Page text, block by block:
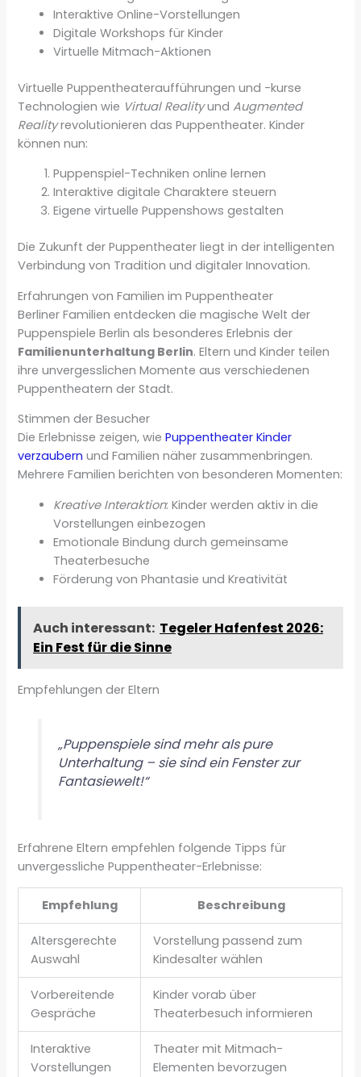
Interaktive Online-Vorstellungen
Digitale Workshops für Kinder
Virtuelle Mitmach-Aktionen
Virtuelle Puppentheateraufführungen und -kurse
Technologien wie Virtual RealityundAugmented
Realityrevolutionieren das Puppentheater. Kinder
können nun:
Puppenspiel-Techniken online lernen
Interaktive digitale Charaktere steuern
Eigene virtuelle Puppenshows gestalten
Die Zukunft der Puppentheater liegt in der intelligenten
Verbindung von Tradition und digitaler Innovation.
Erfahrungen von Familien im Puppentheater
Berliner Familien entdecken die magische Welt der
Puppenspiele Berlin als besonderes Erlebnis der
Familienunterhaltung Berlin. Eltern und Kinder teilen
ihre unvergesslichen Momente aus verschiedenen
Puppentheatern der Stadt.
Stimmen der Besucher
Die Erlebnisse zeigen, wiePuppentheater Kinder
verzaubern und Familien näher zusammenbringen.
Mehrere Familien berichten von besonderen Momenten:
Kreative Interaktion: Kinder werden aktiv in die
Vorstellungen einbezogen
Emotionale Bindung durch gemeinsame
Theaterbesuche
Förderung von Phantasie und Kreativität
Auch interessant: Tegeler Hafenfest 2026:
Ein Fest für die Sinne
Empfehlungen der Eltern
„Puppenspiele sind mehr als pure
Unterhaltung – sie sind ein Fenster zur
Fantasiewelt!“
Erfahrene Eltern empfehlen folgende Tipps für
unvergessliche Puppentheater-Erlebnisse:
Empfehlung Beschreibung
Altersgerechte
Auswahl
Vorstellung passend zum
Kindesalter wählen
Vorbereitende
Gespräche
Kinder vorab über
Theaterbesuch informieren
Interaktive
Vorstellungen
Theater mit Mitmach-
Elementen bevorzugen